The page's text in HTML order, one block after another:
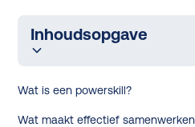
Inhoudsopgave
Wat is een powerskill?
Wat maakt effectief